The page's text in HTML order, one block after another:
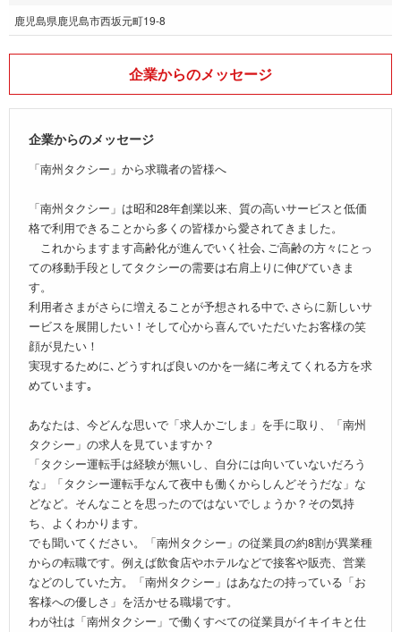
鹿児島県鹿児島市西坂元町19-8
企業からのメッセージ
企業からのメッセージ
「南州タクシー」から求職者の皆様へ
「南州タクシー」は昭和28年創業以来、質の高いサービスと低価
格で利用できることから多くの皆様から愛されてきました。
これからますます高齢化が進んでいく社会､ご高齢の方々にとっ
ての移動手段としてタクシーの需要は右肩上りに伸びていきま
す。
利用者さまがさらに増えることが予想される中で､さらに新しいサ
ービスを展開したい！そして心から喜んでいただいたお客様の笑
顔が見たい！
実現するために､どうすれば良いのかを一緒に考えてくれる方を求
めています｡
あなたは、今どんな思いで「求人かごしま」を手に取り、「南州
タクシー」の求人を見ていますか？
「タクシー運転手は経験が無いし、自分には向いていないだろう
な」「タクシー運転手なんて夜中も働くからしんどそうだな」な
どなど。そんなことを思ったのではないでしょうか？その気持
ち、よくわかります。
でも聞いてください。「南州タクシー」の従業員の約8割が異業種
からの転職です。例えば飲食店やホテルなどで接客や販売、営業
などのしていた方。「南州タクシー」はあなたの持っている「お
客様への優しさ」を活かせる職場です。
わが社は「南州タクシー」で働くすべての従業員がイキイキと仕